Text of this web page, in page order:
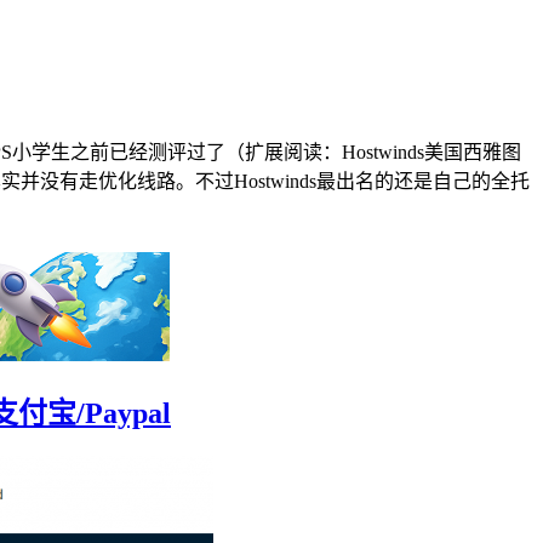
学生之前已经测评过了（扩展阅读：Hostwinds美国西雅图
并没有走优化线路。不过Hostwinds最出名的还是自己的全托
付宝/Paypal